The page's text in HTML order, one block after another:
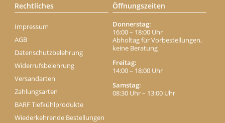
Rechtliches
Impressum
AGB
Datenschutzbelehrung
Widerrufsbelehrung
Versandarten
Zahlungsarten
BARF Tiefkühlprodukte
Wiederkehrende Bestellungen
Öffnungszeiten
Donnerstag:
16:00 – 18:00 Uhr
Abholtag für Vorbestellungen,
keine Beratung
Freitag:
14:00 – 18:00 Uhr
Samstag:
08:30 Uhr – 13:00 Uhr